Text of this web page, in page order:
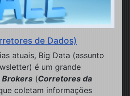
de Dados)
atuais, Big Data (assunto
é um grande
Brokers (Corretores da
coletam informações